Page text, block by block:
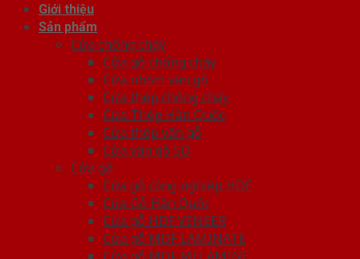
Giới thiệu
Sản phẩm
Cửa chống cháy
Cửa gỗ chống cháy
Cửa nhôm vân gỗ
Cửa thép chống cháy
Cửa Thép Hàn Quốc
Cửa thép vân gỗ
Cửa vân gỗ 5D
Cửa gỗ
Cửa gỗ công nghiệp HDF
Cửa Gỗ Hàn Quốc
Cửa gỗ HDF VENEER
Cửa gỗ MDF LAMINATE